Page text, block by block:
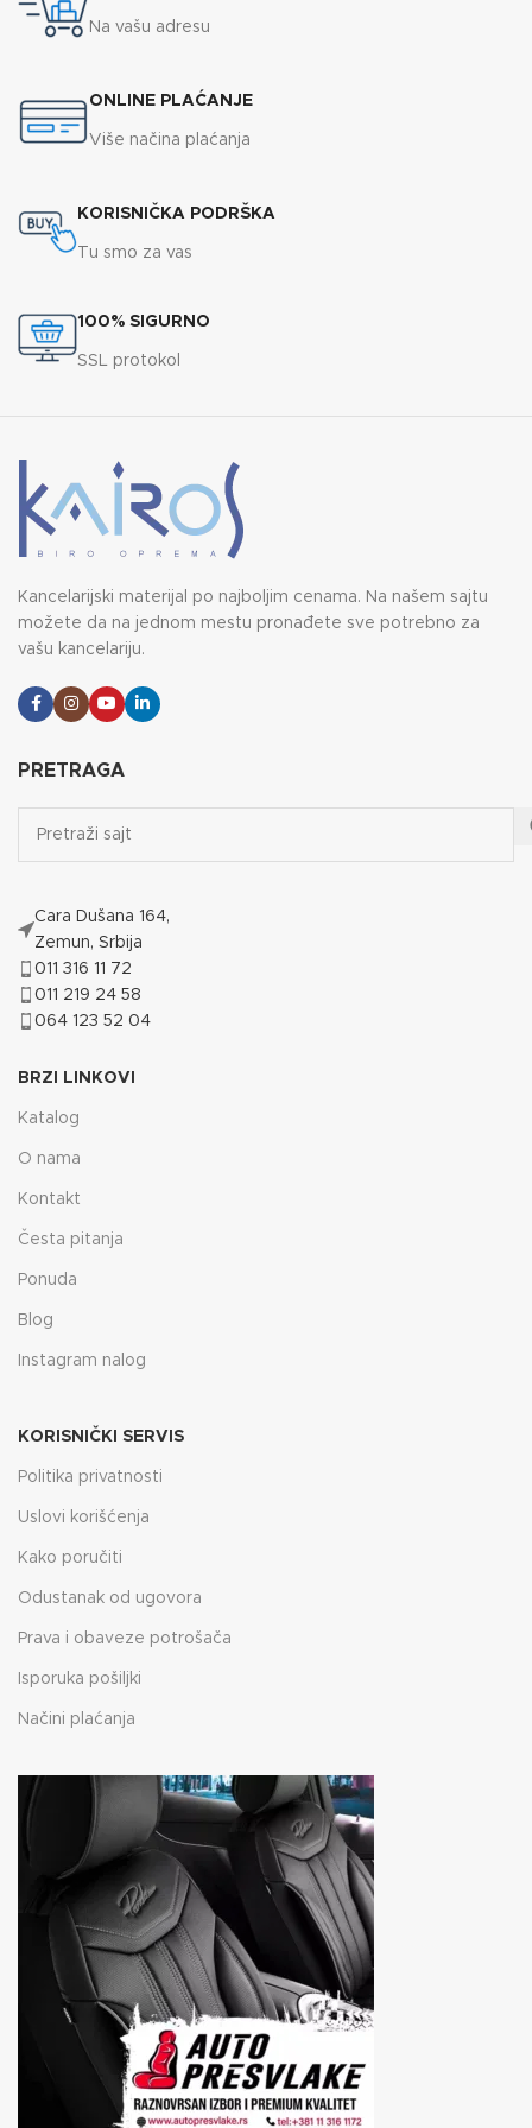
Na vašu adresu
ONLINE PLAĆANJE
Više načina plaćanja
KORISNIČKA PODRŠKA
Tu smo za vas
100% SIGURNO
SSL protokol
Kancelarijski materijal po najboljim cenama. Na našem sajtu
možete da na jednom mestu pronađete sve potrebno za
vašu kancelariju.
PRETRAGA
Cara Dušana 164,
Zemun, Srbija
011 316 11 72
011 219 24 58
064 123 52 04
BRZI LINKOVI
Katalog
O nama
Kontakt
Česta pitanja
Ponuda
Blog
Instagram nalog
KORISNIČKI SERVIS
Politika privatnosti
Uslovi korišćenja
Kako poručiti
Odustanak od ugovora
Prava i obaveze potrošača
Isporuka pošiljki
Načini plaćanja